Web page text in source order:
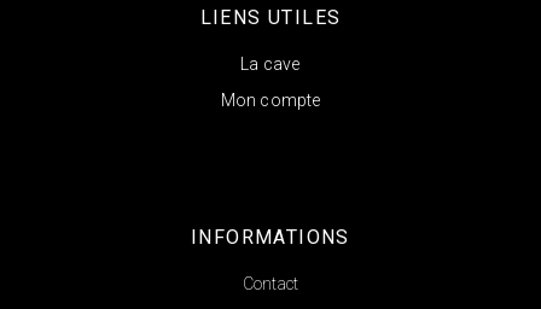
LIENS UTILES
La cave
Mon compte
INFORMATIONS
Contact